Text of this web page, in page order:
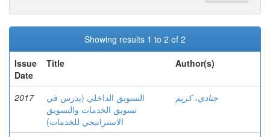
Showing results 1 to 2 of 2
Issue
Date
Title Author(s)
2017
التسويق الداخلي (يدرس في
تسويق الخدمات والتسويق
الاستراتيجي للخدمات)
جنادي، كريم